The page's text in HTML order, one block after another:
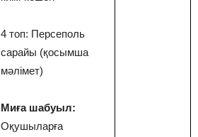
4 топ: Персеполь
сарайы (қосымша
мәлімет)
Миға шабуыл:
Оқушыларға